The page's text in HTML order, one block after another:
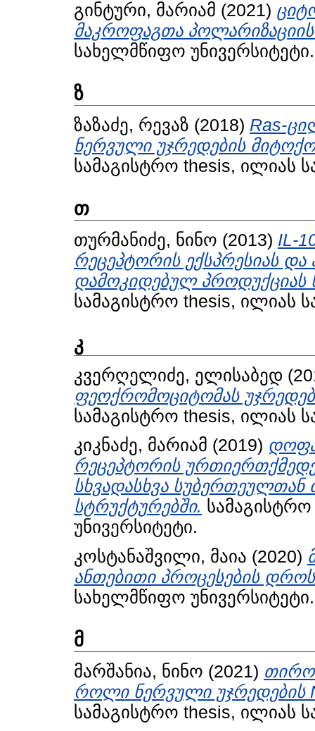
გინტური, მარიამ (2021)
მაკროფაგთა
სახელმწიფო უნივერსიტეტი.
ზ
ზაზაძე, რევაზ (2018) Ras-
ნერვული უჯრედების
სამაგისტრო thesis, ილიას
თ
თურმანიძე, ნინო (2013) IL-
რეცეპტორის ექსპრესიას
დამოკიდებულ პროდუქციას
სამაგისტრო thesis, ილიას
კ
კვერღელიძე, ელისაბედ
ფეოქრომოციტომას
სამაგისტრო thesis, ილიას
კიკნაძე, მარიამ (2019)
რეცეპტორის
სხვადასხვა სუბერთეულთან
სტრუქტურებში.
უნივერსიტეტი.
კოსტანაშვილი, მაია (2020)
ანთებითი პროცესების
სახელმწიფო უნივერსიტეტი.
მ
მარშანია, ნინო (2021)
როლი ნერვული უჯრედების
სამაგისტრო thesis, ილიას